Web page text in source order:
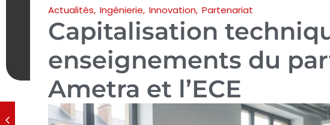
Actualités, Ingénierie, Innovation, Partenariat
Capitalisation
enseignements du
Ametra et l’ECE